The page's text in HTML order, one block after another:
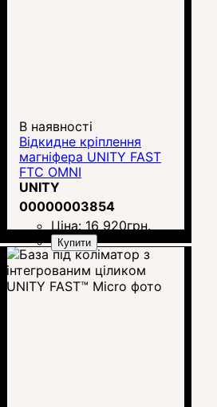
В наявності
Відкидне кріплення
магніфера UNITY FAST
FTC OMNI
UNITY
00000003854
Ціна: 16 920грн.
Купити